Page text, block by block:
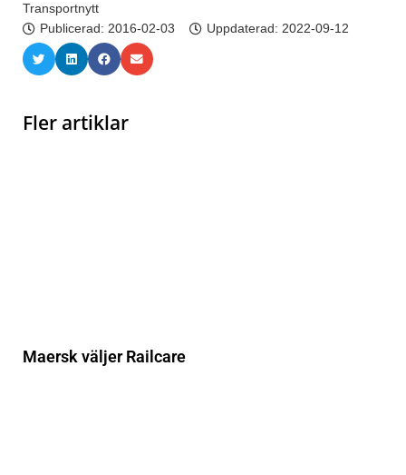
Transportnytt
Publicerad: 2016-02-03 Uppdaterad: 2022-09-12
Fler artiklar
Maersk väljer Railcare